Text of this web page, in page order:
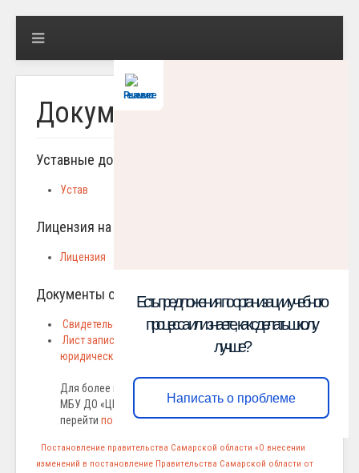
Решаем вместе
Есть предложения по организации учебного
процесса или знаете, как сделать школу
лучше?
Написать о проблеме
Документы ДО
Уставные документы:
Устав
Лицензия на образовательную деятельность:
Лицензия
Документы об аккредитации:
Свидетельство об аккредитации
Лист записи Единого государственного реестра
юридических лиц
Для более подробного ознакомления с документами
МБУ ДО «ЦВР «Крылатый» г.о. Самара необходимо
перейти по ссылке
Постановление правительства Самарской области «О внесении
изменений в постановление Правительства Самарской области от